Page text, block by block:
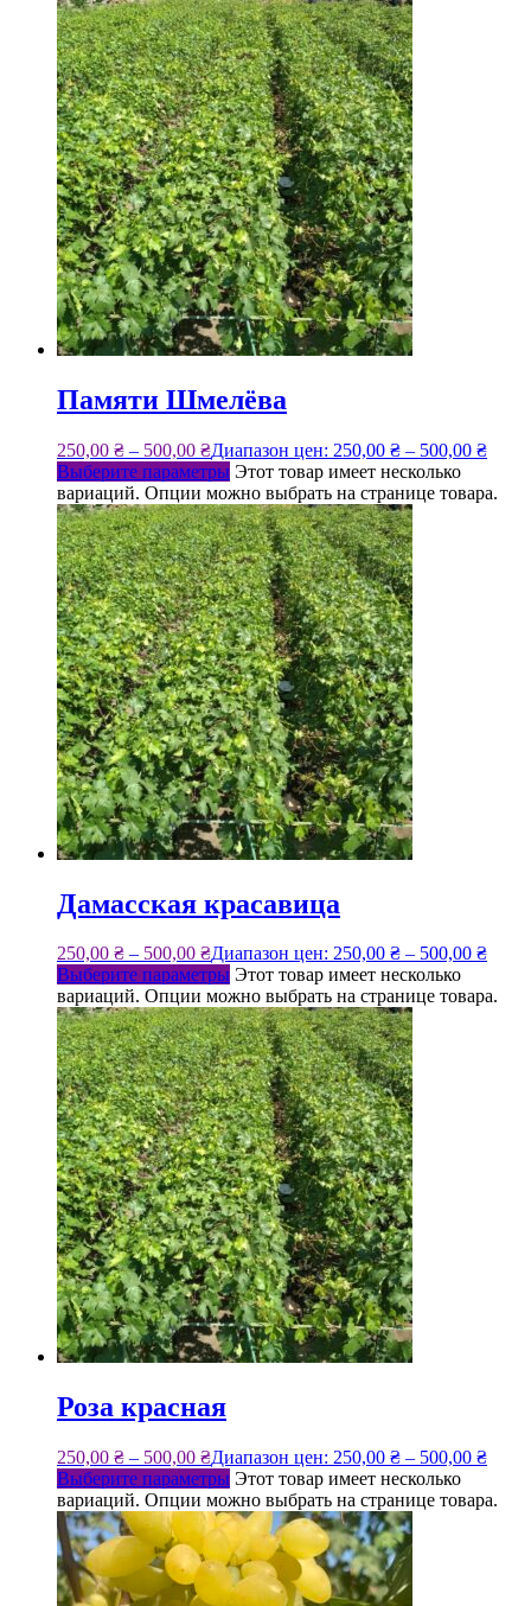
Памяти Шмелёва
250,00 ₴ – 500,00 ₴Диапазон цен: 250,00 ₴ – 500,00 ₴
Выберите параметры Этот товар имеет несколько
вариаций. Опции можно выбрать на странице товара.
Дамасская красавица
250,00 ₴ – 500,00 ₴Диапазон цен: 250,00 ₴ – 500,00 ₴
Выберите параметры Этот товар имеет несколько
вариаций. Опции можно выбрать на странице товара.
Роза красная
250,00 ₴ – 500,00 ₴Диапазон цен: 250,00 ₴ – 500,00 ₴
Выберите параметры Этот товар имеет несколько
вариаций. Опции можно выбрать на странице товара.